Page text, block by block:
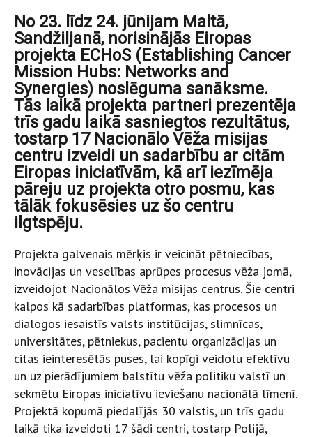
No 23. līdz 24. jūnijam Maltā,
Sandžiljanā, norisinājās Eiropas
projekta ECHoS (Establishing Cancer
Mission Hubs: Networks and
Synergies) noslēguma sanāksme.
Tās laikā projekta partneri prezentēja
trīs gadu laikā sasniegtos rezultātus,
tostarp 17 Nacionālo Vēža misijas
centru izveidi un sadarbību ar citām
Eiropas iniciatīvām, kā arī iezīmēja
pāreju uz projekta otro posmu, kas
tālāk fokusēsies uz šo centru
ilgtspēju.
Projekta galvenais mērķis ir veicināt pētniecības,
inovācijas un veselības aprūpes procesus vēža jomā,
izveidojot Nacionālos Vēža misijas centrus. Šie centri
kalpos kā sadarbības platformas, kas procesos un
dialogos iesaistīs valsts institūcijas, slimnīcas,
universitātes, pētniekus, pacientu organizācijas un
citas ieinteresētās puses, lai kopīgi veidotu efektīvu
un uz pierādījumiem balstītu vēža politiku valstī un
sekmētu Eiropas iniciatīvu ieviešanu nacionālā līmenī.
Projektā kopumā piedalījās 30 valstis, un trīs gadu
laikā tika izveidoti 17 šādi centri, tostarp Polijā,